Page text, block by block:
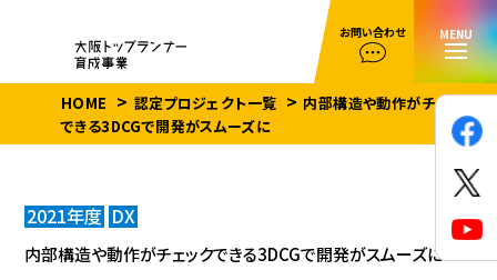
お問い合わせ MENU
HOME 認定プロジェクト一覧
内部構造や動作がチェック
できる3DCGで開発がスムーズに
2021年度 DX
内部構造や動作がチェックできる3DCGで開発がスムーズに